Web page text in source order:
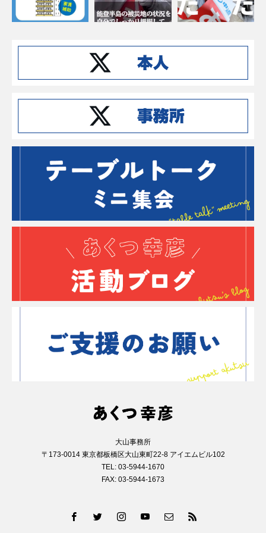
Instagramでフォローする
大山事務所
〒173-0014 東京都板橋区大山東町22-8 アイエムビル102
TEL: 03-5944-1670
FAX: 03-5944-1673